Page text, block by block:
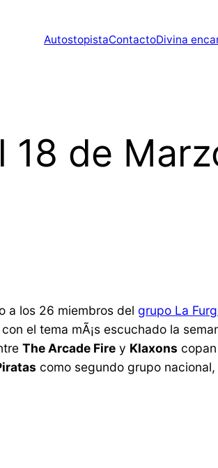
AutostopistaContactoDivina
18 de
a los 26 miembros del grupo La
el tema mÃ¡s escuchado la
The Arcade Fire y Klaxons
como segundo grupo